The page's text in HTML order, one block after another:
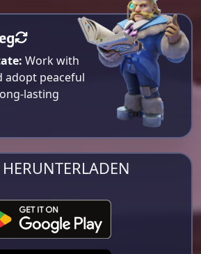
Work with
adopt peaceful
lasting
HERUNTERLADEN